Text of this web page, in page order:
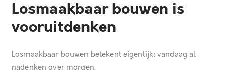
Losmaakbaar bouwen is
vooruitdenken
Losmaakbaar bouwen betekent eigenlijk: vandaag al
nadenken over morgen.